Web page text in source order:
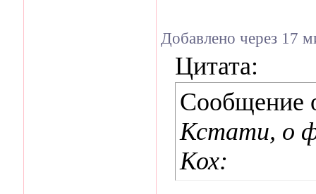
Добавлено через 17
Цитата:
Сообщение
Кстати, о
Кох: